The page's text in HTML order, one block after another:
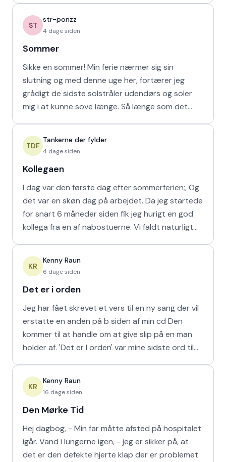
ST
str-ponzz
4 dage siden
Sommer
Sikke en sommer! Min ferie nærmer sig sin
slutning og med denne uge her, fortærer jeg
grådigt de sidste solstråler udendørs og soler
mig i at kunne sove længe. Så længe som det
TDF
Tankerne der fylder
4 dage siden
Kollegaen
I dag var den første dag efter sommerferien;, Og
det var en skøn dag på arbejdet. Da jeg startede
for snart 6 måneder siden fik jeg hurigt en god
kollega fra en af nabostuerne. Vi faldt naturligt
KR
Kenny Raun
6 dage siden
Det er i orden
Jeg har fået skrevet et vers til en ny sang der vil
erstatte en anden på b siden af min cd Den
kommer til at handle om at give slip på en man
holder af. 'Det er I orden' var mine sidste ord til
KR
Kenny Raun
16 dage siden
Den Mørke Tid
Hej dagbog, - Min far måtte afsted på hospitalet
igår. Vand i lungerne igen, - jeg er sikker på, at
det er den defekte hjerte klap der er problemet